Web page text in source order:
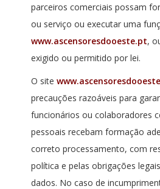
parceiros comerciais possam
ou serviço ou executar uma
www.ascensoresdooeste.pt,
exigido ou permitido por lei.
O site
precauções razoáveis para
funcionários ou colaboradores
pessoais recebam formação
correto processamento, com
política e pelas obrigações
dados. No caso de